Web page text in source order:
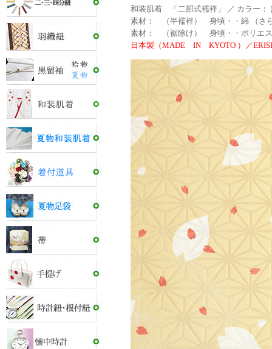
和装肌着 「二部式襦袢」 ／ カラー：
素材： （半襦袢） 身頃・・綿 （さ
素材： （裾除け） 身頃・・ポリエス
日本製（MADE IN KYOTO ）／